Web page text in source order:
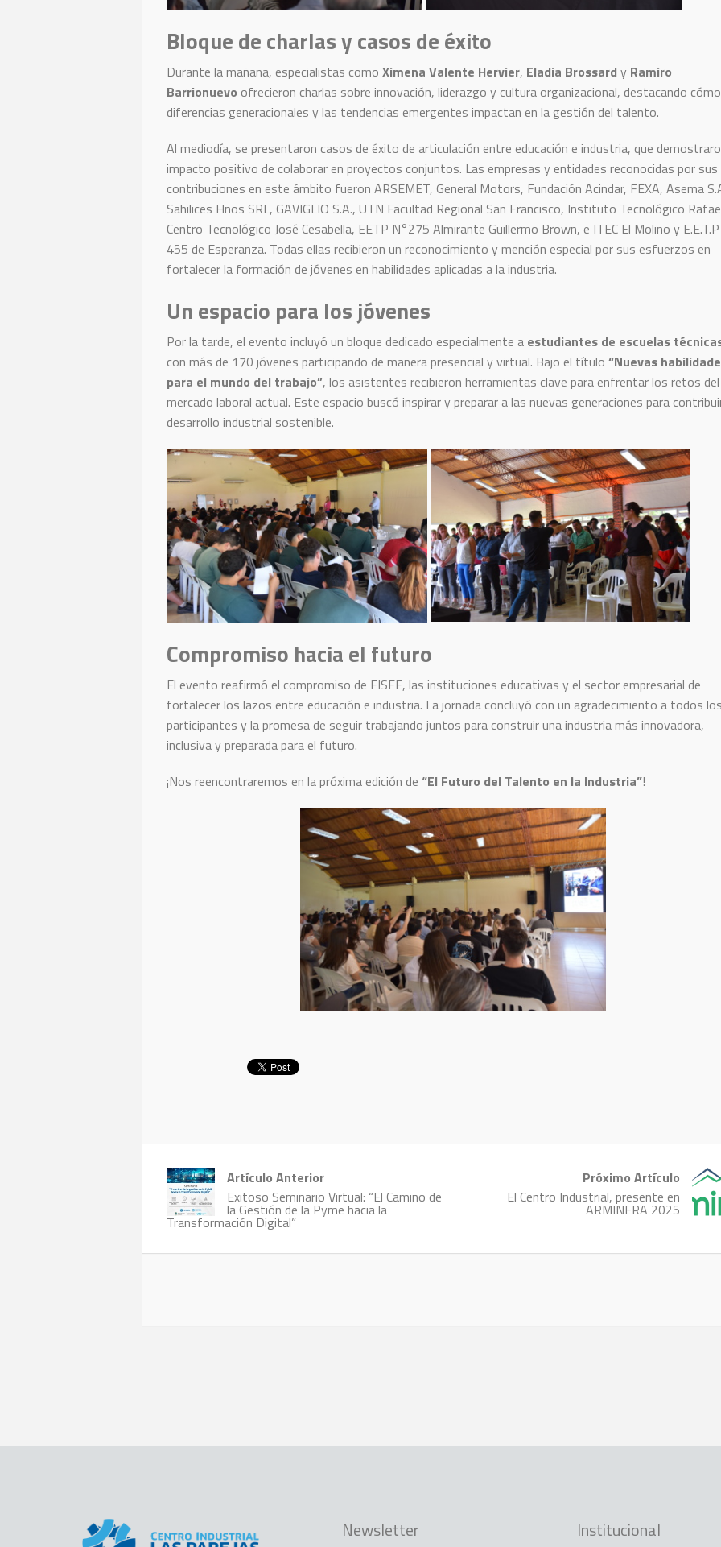
Bloque de charlas y casos de éxito
Durante la mañana, especialistas como Ximena Valente Hervier, Eladia Brossard y Ramiro
Barrionuevo ofrecieron charlas sobre innovación, liderazgo y cultura organizacional, destacando
diferencias generacionales y las tendencias emergentes impactan en la gestión del talento.
Al mediodía, se presentaron casos de éxito de articulación entre educación e industria, que
impacto positivo de colaborar en proyectos conjuntos. Las empresas y entidades reconocidas por sus
contribuciones en este ámbito fueron ARSEMET, General Motors, Fundación Acindar, FEXA, Asema
Sahilices Hnos SRL, GAVIGLIO S.A., UTN Facultad Regional San Francisco, Instituto Tecnológico
Centro Tecnológico José Cesabella, EETP N°275 Almirante Guillermo Brown, e ITEC El Molino y E.E.T.P
455 de Esperanza. Todas ellas recibieron un reconocimiento y mención especial por sus esfuerzos en
fortalecer la formación de jóvenes en habilidades aplicadas a la industria.
Un espacio para los jóvenes
Por la tarde, el evento incluyó un bloque dedicado especialmente a estudiantes de escuelas
con más de 170 jóvenes participando de manera presencial y virtual. Bajo el título “Nuevas
para el mundo del trabajo”, los asistentes recibieron herramientas clave para enfrentar los retos del
mercado laboral actual. Este espacio buscó inspirar y preparar a las nuevas generaciones para
desarrollo industrial sostenible.
Compromiso hacia el futuro
El evento reafirmó el compromiso de FISFE, las instituciones educativas y el sector empresarial de
fortalecer los lazos entre educación e industria. La jornada concluyó con un agradecimiento a todos
participantes y la promesa de seguir trabajando juntos para construir una industria más innovadora,
inclusiva y preparada para el futuro.
¡Nos reencontraremos en la próxima edición de “El Futuro del Talento en la Industria”!
Artículo Anterior
Exitoso Seminario Virtual: “El Camino de
la Gestión de la Pyme hacia la
Transformación Digital”
Próximo Artículo
El Centro Industrial, presente en
ARMINERA 2025
Newsletter Institucional